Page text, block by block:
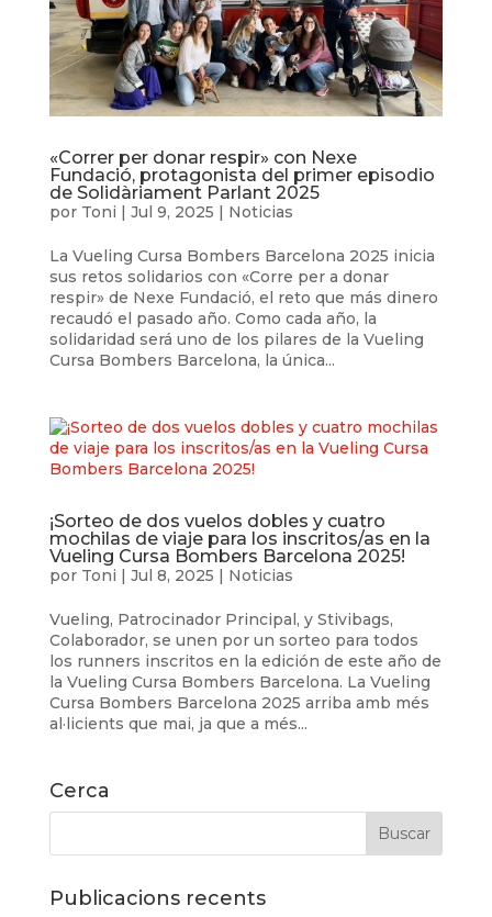
«Correr per donar respir» con Nexe
Fundació, protagonista del primer episodio
de Solidàriament Parlant 2025
por Toni | Jul 9, 2025 | Noticias
La Vueling Cursa Bombers Barcelona 2025 inicia
sus retos solidarios con «Corre per a donar
respir» de Nexe Fundació, el reto que más dinero
recaudó el pasado año. Como cada año, la
solidaridad será uno de los pilares de la Vueling
Cursa Bombers Barcelona, ​​la única...
¡Sorteo de dos vuelos dobles y cuatro
mochilas de viaje para los inscritos/as en la
Vueling Cursa Bombers Barcelona 2025!
por Toni | Jul 8, 2025 | Noticias
Vueling, Patrocinador Principal, y Stivibags,
Colaborador, se unen por un sorteo para todos
los runners inscritos en la edición de este año de
la Vueling Cursa Bombers Barcelona. La Vueling
Cursa Bombers Barcelona 2025 arriba amb més
al·licients que mai, ja que a més...
Cerca
Publicacions recents